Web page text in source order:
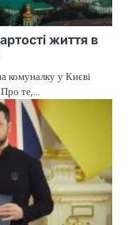
життя в
комуналку у Києві
те,…